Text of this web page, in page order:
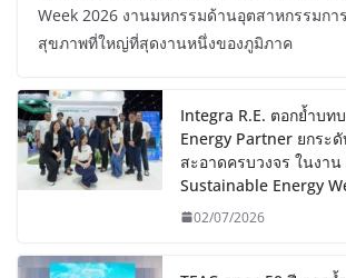
Week 2026 งานมหกรรมด้านอุตสาหกรรมกา
สุขภาพที่ใหญ่ที่สุดงานหนึ่งของภูมิภาค
Integra R.E. ตอกย้ำบท
Energy Partner ยกระ
สะอาดครบวงจร ในงาน
Sustainable Energy
02/07/2026